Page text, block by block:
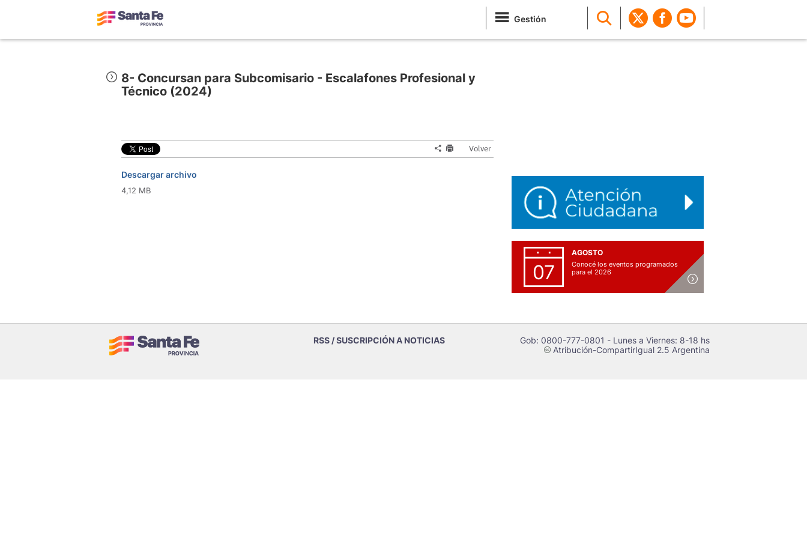
Gestión
8- Concursan para Subcomisario - Escalafones Profesional y
Técnico (2024)
Volver
Descargar archivo
4,12 MB
07
AGOSTO
Conocé los eventos programados
para el 2026
RSS / SUSCRIPCIÓN A NOTICIAS Gob: 0800-777-0801 - Lunes a Viernes: 8-18 hs
cAtribución-CompartirIgual 2.5 Argentina